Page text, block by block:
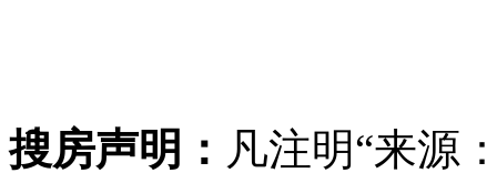
搜房声明： 凡注明“来源